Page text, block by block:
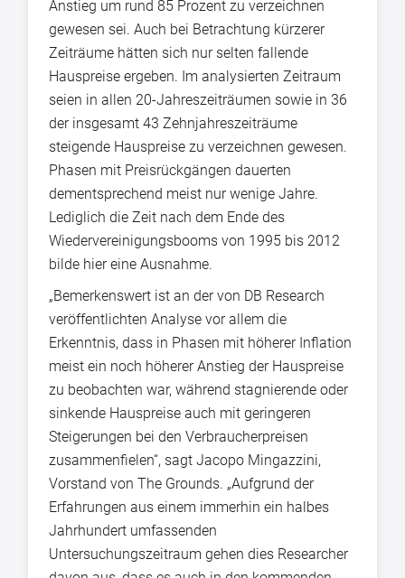
Anstieg um rund 85 Prozent zu verzeichnen
gewesen sei. Auch bei Betrachtung kürzerer
Zeiträume hätten sich nur selten fallende
Hauspreise ergeben. Im analysierten Zeitraum
seien in allen 20-Jahreszeiträumen sowie in 36
der insgesamt 43 Zehnjahreszeiträume
steigende Hauspreise zu verzeichnen gewesen.
Phasen mit Preisrückgängen dauerten
dementsprechend meist nur wenige Jahre.
Lediglich die Zeit nach dem Ende des
Wiedervereinigungsbooms von 1995 bis 2012
bilde hier eine Ausnahme.
„Bemerkenswert ist an der von DB Research
veröffentlichten Analyse vor allem die
Erkenntnis, dass in Phasen mit höherer Inflation
meist ein noch höherer Anstieg der Hauspreise
zu beobachten war, während stagnierende oder
sinkende Hauspreise auch mit geringeren
Steigerungen bei den Verbraucherpreisen
zusammenfielen“, sagt Jacopo Mingazzini,
Vorstand von The Grounds. „Aufgrund der
Erfahrungen aus einem immerhin ein halbes
Jahrhundert umfassenden
Untersuchungszeitraum gehen dies Researcher